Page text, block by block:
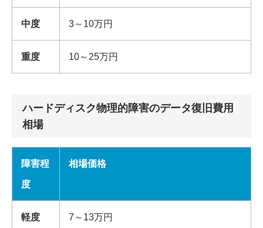
中度 3～10万円
重度 10～25万円
ハードディスク物理的障害のデータ復旧費用
相場
障害程
度
相場価格
軽度 7～13万円